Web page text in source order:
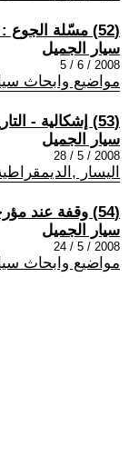
(52) مسّلة الجوع : أين سلال الغذاء العربية !!
سيار الجميل
2008 / 6 / 5
مواضيع وابحاث
(53) إشكالية - التاريخ - في الثقافة العراقية
سيار الجميل
2008 / 5 / 28
اليسار
(54) وقفة عند مؤرخي اسرائيل الجدد
سيار الجميل
2008 / 5 / 24
مواضيع وابحاث